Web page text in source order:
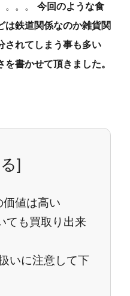
。。
今回のような食
は鉄道関係なのか雑貨関
されてしまう事も多い
書かせて頂きました。
]
値は高い
ても買取り出来
いに注意して下